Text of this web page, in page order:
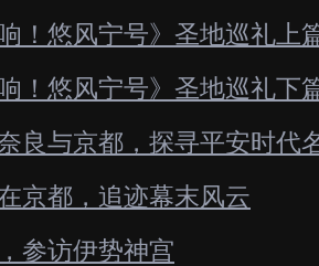
！悠风宁号》圣地巡礼上
！悠风宁号》圣地巡礼下
良与京都，探寻平安时代
京都，追迹幕末风云
参访伊势神宫